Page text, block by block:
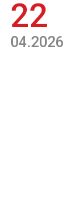
22
04.2026